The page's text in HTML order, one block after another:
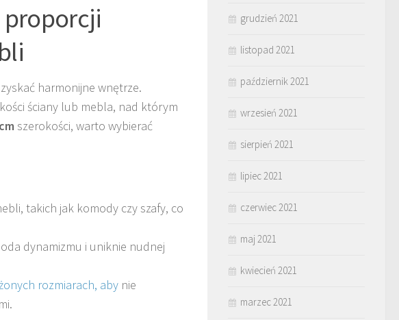
proporcji
harmonijne wnętrze.
ściany lub mebla, nad którym
szerokości, warto wybierać
takich jak komody czy szafy, co
dynamizmu i uniknie nudnej
rozmiarach, aby nie
grudzień 2021
listopad 2021
październik 2021
wrzesień 2021
sierpień 2021
lipiec 2021
czerwiec 2021
maj 2021
kwiecień 2021
marzec 2021